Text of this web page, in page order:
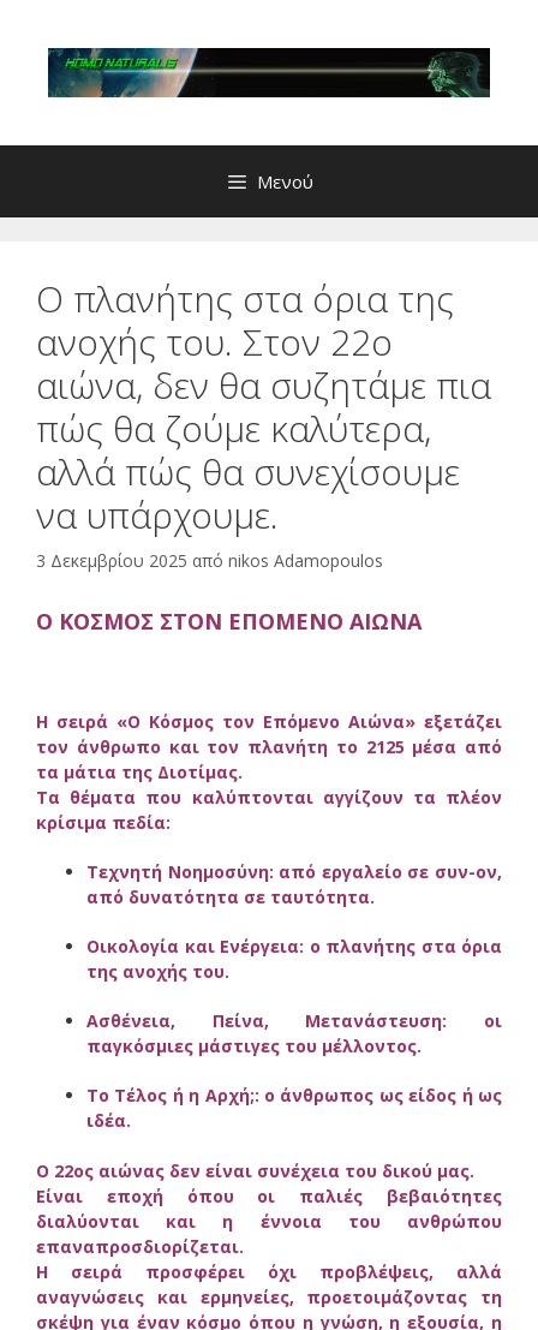
περιεχόμενο
Μενού
Ο πλανήτης στα όρια της
ανοχής του. Στον 22ο
αιώνα, δεν θα συζητάμε πια
πώς θα ζούμε καλύτερα,
αλλά πώς θα συνεχίσουμε
να υπάρχουμε.
3 Δεκεμβρίου 2025 από nikos Adamopoulos
Ο ΚΟΣΜΟΣ ΣΤΟΝ ΕΠΟΜΕΝΟ ΑΙΩΝΑ
Η σειρά «Ο Κόσμος τον Επόμενο Αιώνα» εξετάζει
τον άνθρωπο και τον πλανήτη το 2125 μέσα από
τα μάτια της Διοτίμας.
Τα θέματα που καλύπτονται αγγίζουν τα πλέον
κρίσιμα πεδία:
Τεχνητή Νοημοσύνη: από εργαλείο σε συν-ον,
από δυνατότητα σε ταυτότητα.
Οικολογία και Ενέργεια: ο πλανήτης στα όρια
της ανοχής του.
Ασθένεια, Πείνα, Μετανάστευση: οι
παγκόσμιες μάστιγες του μέλλοντος.
Το Τέλος ή η Αρχή;: ο άνθρωπος ως είδος ή ως
ιδέα.
Ο 22ος αιώνας δεν είναι συνέχεια του δικού μας.
Είναι εποχή όπου οι παλιές βεβαιότητες
διαλύονται και η έννοια του ανθρώπου
επαναπροσδιορίζεται.
Η σειρά προσφέρει όχι προβλέψεις, αλλά
αναγνώσεις και ερμηνείες, προετοιμάζοντας τη
σκέψη για έναν κόσμο όπου η γνώση, η εξουσία, η